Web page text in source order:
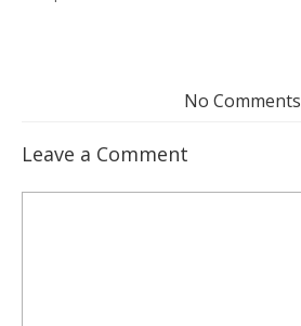
No Comments
Leave a Comment